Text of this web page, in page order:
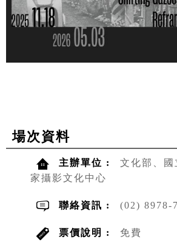
場次資料
主辦單位 :
文化部、國
家攝影文化中心
聯絡資訊 : (02) 8978-
票價說明 : 免費